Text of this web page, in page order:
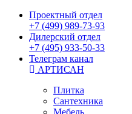
Проектный отдел
+7 (499) 989-73-93
Дилерский отдел
+7 (495) 933-50-33
Телеграм канал
АРТИСАН
Плитка
Сантехника
Мебель